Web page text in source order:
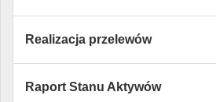
Realizacja przelewów
Raport Stanu Aktywów